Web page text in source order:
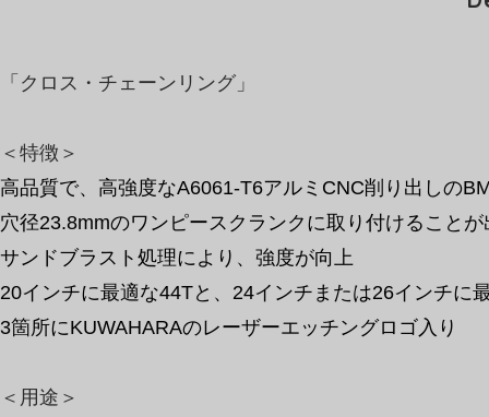
「クロス・チェーンリング 」
＜特徴＞
高品質で、高強度なA6061-T6アルミCNC削り出しの
穴径23.8mmのワンピースクランクに取り付けることが
サンドブラスト処理により、強度が向上
20インチに最適な44Tと、24インチまたは26インチに
3箇所にKUWAHARAのレーザーエッチングロゴ入り
​＜用途＞